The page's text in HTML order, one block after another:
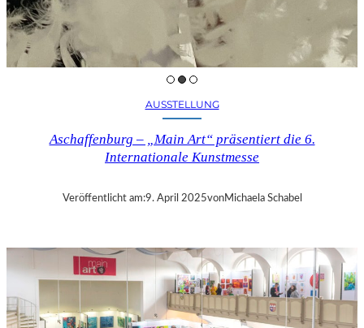
AUSSTELLUNG
Aschaffenburg – „Main Art“ präsentiert die 6.
Internationale Kunstmesse
Veröffentlicht am:9. April 2025vonMichaela Schabel